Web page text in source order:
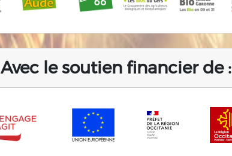
Avec le soutien financier de :